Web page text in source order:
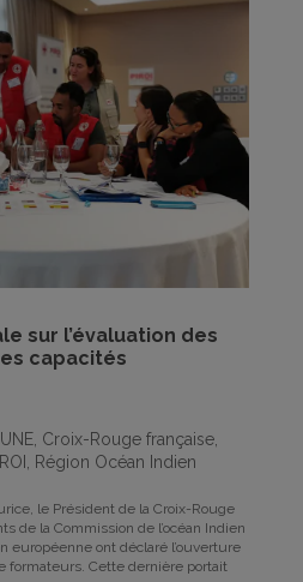
sur l’évaluation des
capacités
, Croix-Rouge française,
Région Océan Indien
le Président de la Croix-Rouge
de la Commission de l’océan Indien
européenne ont déclaré l’ouverture
formateurs. Cette dernière portait